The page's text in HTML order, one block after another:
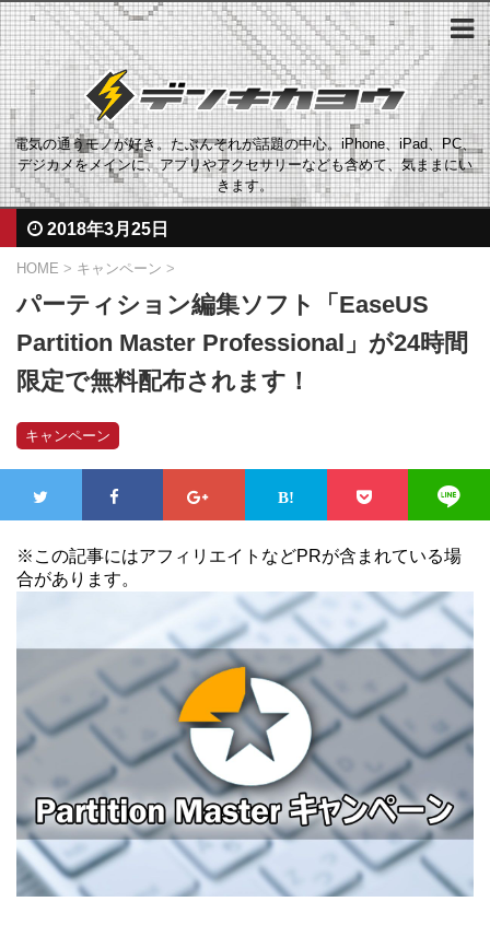
電気の通うモノが好き。たぶんそれが話題の中心。iPhone、iPad、PC、
デジカメをメインに、アプリやアクセサリーなども含めて、気ままにい
きます。
2018年3月25日
HOME > キャンペーン >
パーティション編集ソフト「EaseUS
Partition Master Professional」が24時間
限定で無料配布されます！
キャンペーン
※この記事にはアフィリエイトなどPRが含まれている場
合があります。